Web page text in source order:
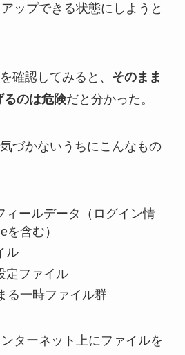
ップできる状態にしようと
確認してみると、 そのまま
のは危険だと分かった。
づかないうちにこんなもの
ィールデータ（ログイン情
含む）
ル
定ファイル
る一時ファイル群
ターネット上にファイルを